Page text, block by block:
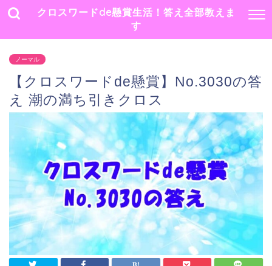
クロスワードde懸賞生活！答え全部教えま
す
ノーマル
【クロスワードde懸賞】No.3030の答
え 潮の満ち引きクロス